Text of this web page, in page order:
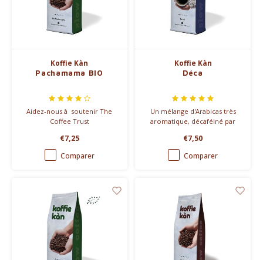
Koffie Kàn
Pachamama BIO
Aidez-nous à soutenir The
Coffee Trust
€7,25
Comparer
Koffie Kàn
Déca
Un mélange d'Arabicas très
aromatique, décaféiné par
€7,50
Comparer